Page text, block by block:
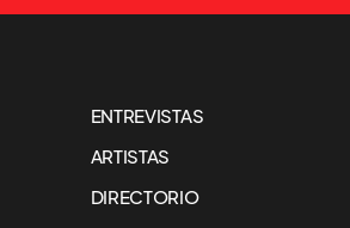
ENTREVISTAS
ARTISTAS
DIRECTORIO